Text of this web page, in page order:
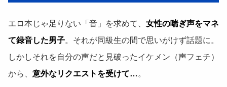
エロ本じゃ足りない「音」を求めて、 女性の喘ぎ声をマネ
て録音した男子。それが同級生の間で思いがけず話題に。
しかしそれを自分の声だと見破ったイケメン（声フェチ）
から、 意外なリクエストを受けて…。